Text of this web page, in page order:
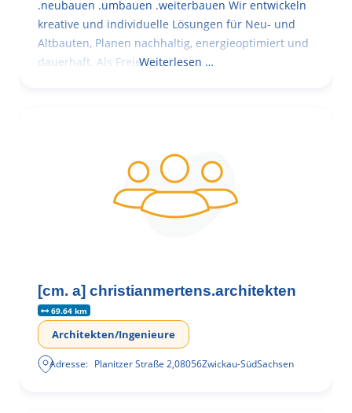
.neubauen .umbauen .weiterbauen Wir entwickeln
kreative und individuelle Lösungen für Neu- und
Altbauten, Planen nachhaltig, energieoptimiert und
dauerhaft. Als FreieWeiterlesen …
[cm. a] christianmertens.architekten
69.64 km
Architekten/Ingenieure
Adresse: Planitzer Straße 2,08056Zwickau-SüdSachsen